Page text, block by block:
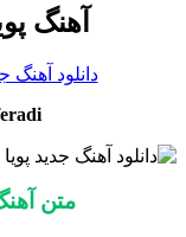
آهنگ
دانلود آهنگ
متن